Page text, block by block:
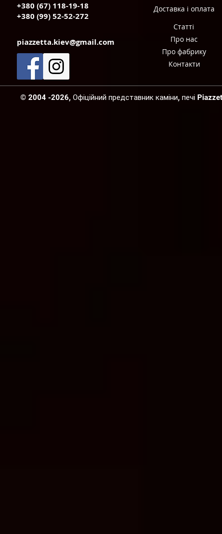
+380 (67) 118-19-18
+380 (99) 52-52-272
Доставка і оплата
Статті
piazzetta.kiev@gmail.com
Про нас
Про фабрику
Контакти
© 2004 -2026, Офіційний представник каміни, печі